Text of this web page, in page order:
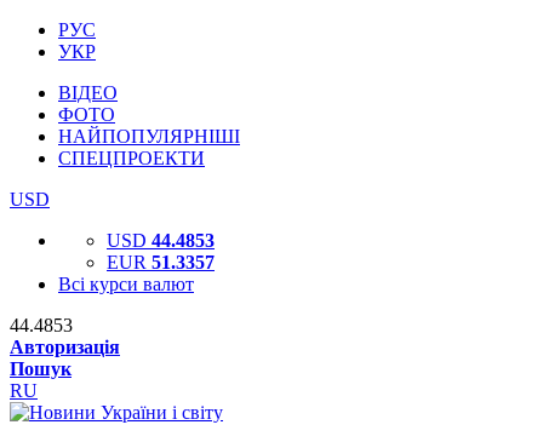
РУС
УКР
ВІДЕО
ФОТО
НАЙПОПУЛЯРНІШІ
СПЕЦПРОЕКТИ
USD
USD 44.4853
EUR 51.3357
Всі курси валют
44.4853
Авторизація
Пошук
RU